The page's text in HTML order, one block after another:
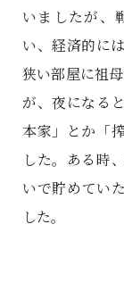
いましたが、
い、経済的に
狭い部屋に祖
が、夜になる
本家」とか「
した。ある時
いで貯めてい
した。